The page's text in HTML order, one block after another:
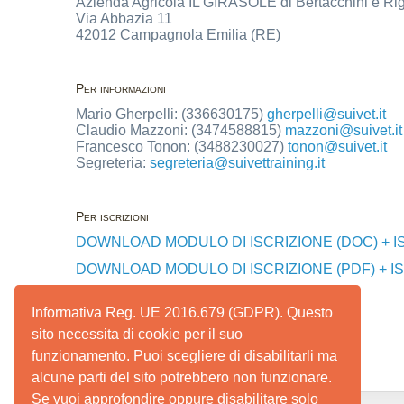
Informativa Reg. UE 2016.679 (GDPR). Questo
sito necessita di cookie per il suo
funzionamento. Puoi scegliere di disabilitarli ma
alcune parti del sito potrebbero non funzionare.
Se vuoi approfondire oppure disabilitare solo
Via Abbazia 11
42012 Campagnola Emilia (RE)
Per informazioni
Mario Gherpelli: (336630175)gherpelli@suivet.it
Claudio Mazzoni: (3474588815) mazzoni@suivet.it
Francesco Tonon: (3488230027)tonon@suivet.it
Segreteria:segreteria@suivettraining.it
Per iscrizioni
DOWNLOAD MODULO DI ISCRIZIONE (DOC) +
DOWNLOAD MODULO DI ISCRIZIONE (PDF) +
SUIVET TRAINING SNC
IBAN: IT17V0306912816100000000709
(Banca Intesa San Paolo)